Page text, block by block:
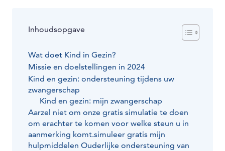
Inhoudsopgave
Wat doet Kind in Gezin?
Missie en doelstellingen in 2024
Kind en gezin: ondersteuning tijdens uw
zwangerschap
Kind en gezin: mijn zwangerschap
Aarzel niet om onze gratis simulatie te doen
om erachter te komen voor welke steun u in
aanmerking komt.simuleer gratis mijn
hulpmiddelen Ouderlijke ondersteuning van